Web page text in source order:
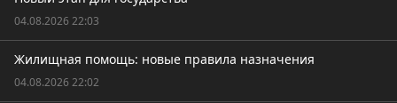
04.08.2026 22:03
Жилищная помощь: новые правила назначения
04.08.2026 22:02